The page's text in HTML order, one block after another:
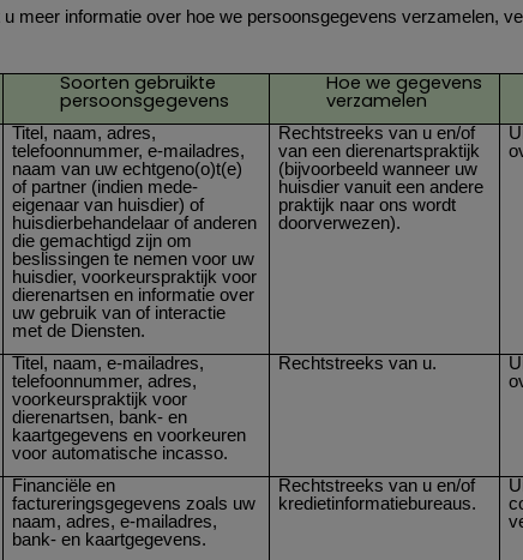
u meer informatie over hoe we persoonsgegevens verzamelen,
Soorten gebruikte
persoonsgegevens
Hoe we gegevens
verzamelen
Titel, naam, adres,
telefoonnummer, e-mailadres,
naam van uw echtgeno(o)t(e)
of partner (indien mede-
eigenaar van huisdier) of
huisdierbehandelaar of anderen
die gemachtigd zijn om
beslissingen te nemen voor uw
huisdier, voorkeurspraktijk voor
dierenartsen en informatie over
uw gebruik van of interactie
met de Diensten.
Rechtstreeks van u en/of
van een dierenartspraktijk
(bijvoorbeeld wanneer uw
huisdier vanuit een andere
praktijk naar ons wordt
doorverwezen).
Titel, naam, e-mailadres,
telefoonnummer, adres,
voorkeurspraktijk voor
dierenartsen, bank- en
kaartgegevens en voorkeuren
voor automatische incasso.
Rechtstreeks van u.
Financiële en
factureringsgegevens zoals uw
naam, adres, e-mailadres,
bank- en kaartgegevens.
Rechtstreeks van u en/of
kredietinformatiebureaus.